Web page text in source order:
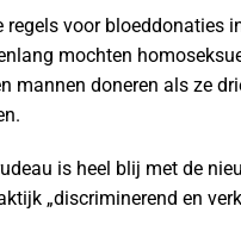
regels voor bloeddonaties
mochten
mannen doneren als ze
is heel blij met de
„discriminerend en